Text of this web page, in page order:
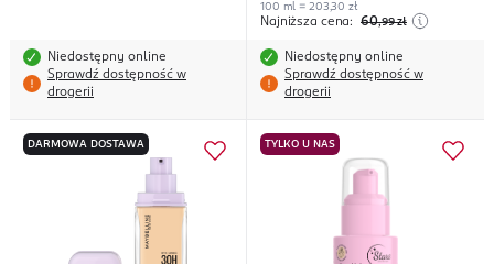
Niedostępny online
Sprawdź dostępność w
drogerii
100 ml = 203,30 zł
Najniższa cena: 60,99 zł
Niedostępny online
Sprawdź dostępność w
drogerii
DARMOWA DOSTAWA TYLKO U NAS